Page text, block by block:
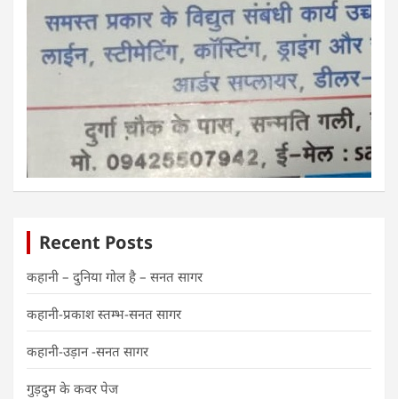
Recent Posts
कहानी – दुनिया गोल है – सनत सागर
कहानी-प्रकाश स्तम्भ-सनत सागर
कहानी-उड़ान -सनत सागर
गुड़दुम के कवर पेज